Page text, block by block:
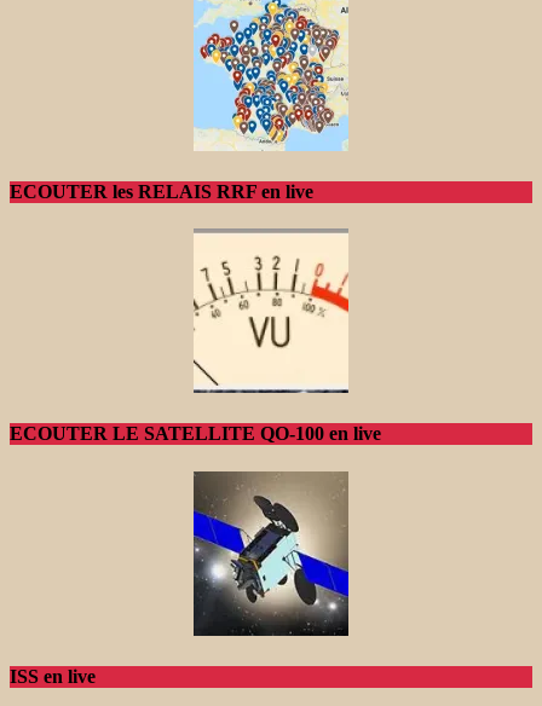
ECOUTER les RELAIS RRF en live
ECOUTER LE SATELLITE QO-100 en live
ISS en live